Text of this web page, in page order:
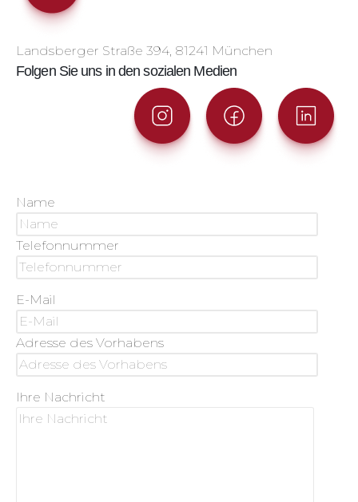
Landsberger Straße 394, 81241 München
Folgen Sie uns in den sozialen Medien
Name
Telefonnummer
E-Mail
Adresse des Vorhabens
Ihre Nachricht